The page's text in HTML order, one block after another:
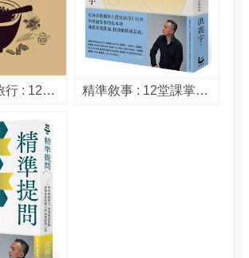
風土餐桌小旅行 : 12個小地方的飲食人類學筆記 / 洪震宇著 精準敘事 : 12堂課掌握說真實故事的能力, 把你的經驗和專業變成感動人心的內容 / 洪震宇著